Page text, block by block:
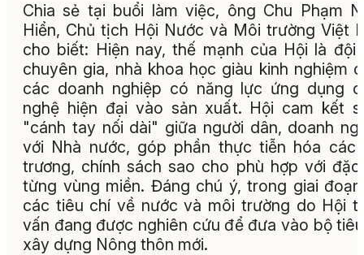
Chia sẻ tại buổi làm việc, ông Chu Phạm
Hiển, Chủ tịch Hội Nước và Môi trường Việt
cho biết: Hiện nay, thế mạnh của Hội là đội
chuyên gia, nhà khoa học giàu kinh nghiệm
các doanh nghiệp có năng lực ứng dụng
nghệ hiện đại vào sản xuất. Hội cam kết
"cánh tay nối dài" giữa người dân, doanh
với Nhà nước, góp phần thực tiễn hóa các
trương, chính sách sao cho phù hợp với
từng vùng miền. Đáng chú ý, trong giai
các tiêu chí về nước và môi trường do Hội
vấn đang được nghiên cứu để đưa vào bộ
xây dựng Nông thôn mới.